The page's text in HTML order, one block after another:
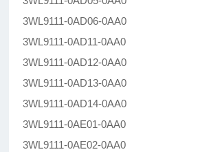
3WL9111-0AD06-0AA0
3WL9111-0AD11-0AA0
3WL9111-0AD12-0AA0
3WL9111-0AD13-0AA0
3WL9111-0AD14-0AA0
3WL9111-0AE01-0AA0
3WL9111-0AE02-0AA0